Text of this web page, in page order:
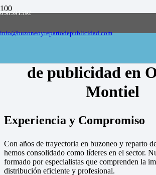
658591592
info@buzoneoyrepartodepublicidad.com
Empresa de buzoneo y reparto de publicidad
de publicidad en
Montiel
Experiencia y Compromiso
Con años de trayectoria en buzoneo y reparto
hemos consolidado como líderes en el sector.
formado por especialistas que comprenden la
distribución eficiente y profesional.